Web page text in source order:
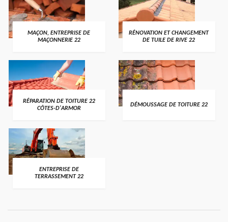
MAÇON, ENTREPRISE DE
MAÇONNERIE 22
RÉNOVATION ET CHANGEMENT
DE TUILE DE RIVE 22
RÉPARATION DE TOITURE 22
CÔTES-D'ARMOR
DÉMOUSSAGE DE TOITURE 22
ENTREPRISE DE
TERRASSEMENT 22